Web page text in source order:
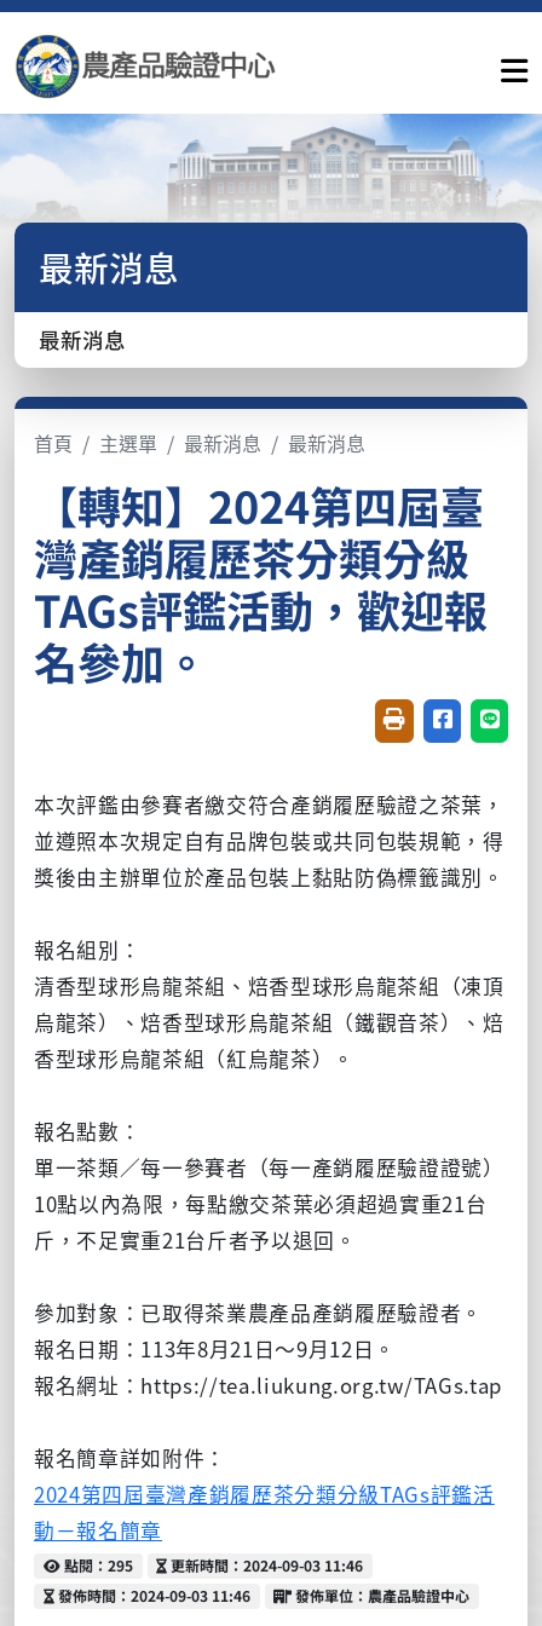
最新消息
最新消息
首頁 主選單 最新消息 最新消息
【轉知】2024第四屆臺
灣產銷履歷茶分類分級
TAGs評鑑活動，歡迎報
名參加。
友善列印(開新視
分享至臉書
分享
本次評鑑由參賽者繳交符合產銷履歷驗證之茶葉，
並遵照本次規定自有品牌包裝或共同包裝規範，得
獎後由主辦單位於產品包裝上黏貼防偽標籤識別。
報名組別：
清香型球形烏龍茶組、焙香型球形烏龍茶組（凍頂
烏龍茶）、焙香型球形烏龍茶組（鐵觀音茶）、焙
香型球形烏龍茶組（紅烏龍茶）。
報名點數：
單一茶類／每一參賽者（每一產銷履歷驗證證號）
10點以內為限，每點繳交茶葉必須超過實重21台
斤，不足實重21台斤者予以退回。
參加對象：已取得茶業農產品產銷履歷驗證者。
報名日期：113年8月21日～9月12日。
報名網址：https://tea.liukung.org.tw/TAGs.tap
報名簡章詳如附件：
2024第四屆臺灣產銷履歷茶分類分級TAGs評鑑活
動－報名簡章
點閱
點閱：295 更新時間
更新時間：2024-09-03 11:46
發佈時間
發佈時間：2024-09-03 11:46 發佈單位
發佈單位：農產品驗證中心